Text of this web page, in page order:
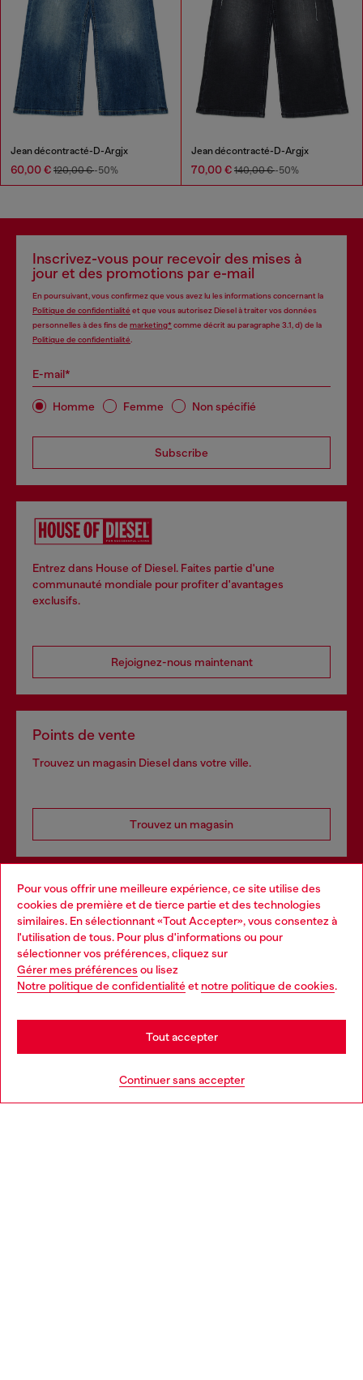
Pour vous offrir une meilleure expérience, ce site utilise des
cookies de première et de tierce partie et des technologies
similaires. En sélectionnant «Tout Accepter», vous consentez à
l'utilisation de tous. Pour plus d'informations ou pour
sélectionner vos préférences, cliquez sur
Gérer mes préférences ou lisez
Notre politique de confidentialitéet notre politique de cookies.
Continuer sans accepter
Tout accepter
Jean décontracté-D-Argjx
60,00 € 120,00 €-50%
Jean décontracté-D-Argjx
70,00 € 140,00 €-50%
Inscrivez-vous pour recevoir des mises à
jour et des promotions par e-mail
En poursuivant, vous confirmez que vous avez lu les informations concernant la
Politique de confidentialité et que vous autorisez Diesel à traiter vos données
personnelles à des fins de marketing*comme décrit au paragraphe 3.1, d) de la
Politique de confidentialité
E-mail*
Homme Femme Non spécifié
Subscribe
Entrez dans House of Diesel. Faites partie d'une
communauté mondiale pour profiter d'avantages
exclusifs.
Rejoignez-nous maintenant
Points de vente
Trouvez un magasin Diesel dans votre ville.
Trouvez un magasin
Services omnicanaux
Découvrez tous nos services, en ligne et en magasin.
En savoir plus
Choose your location
You are currently browsing France website, but it seems you
may be based in United States